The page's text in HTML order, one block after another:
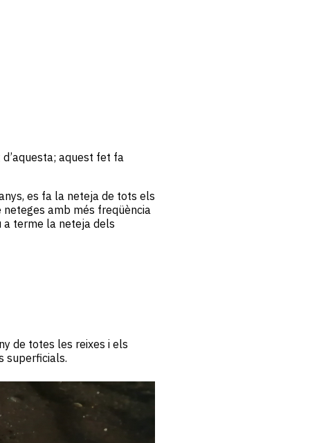
aquest fet fa
es fa la neteja de tots els
amb més freqüència
a terme la neteja dels
de totes les reixes i els
superficials.